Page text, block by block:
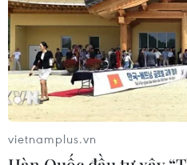
vietnamplus.vn